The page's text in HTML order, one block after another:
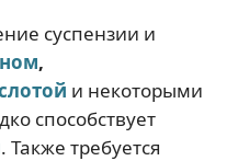
суспензии и
,
и некоторыми
способствует
. Также требуется